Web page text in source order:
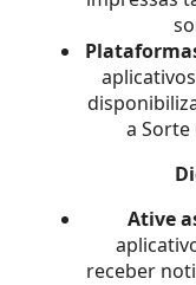
a
Ative
receber